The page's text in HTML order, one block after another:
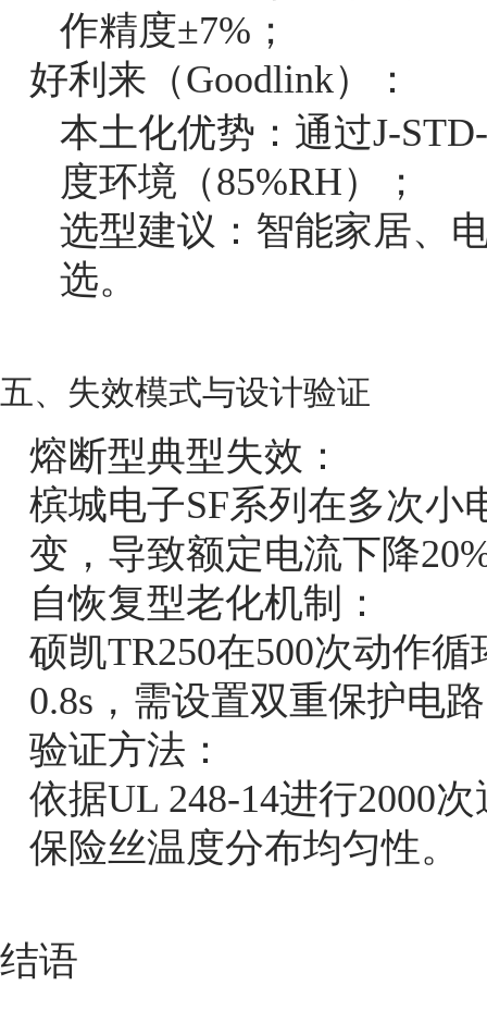
作精度±7%；
好利来（Goodlink）：
本土化优势：通过J-
度环境（85%RH）；
选型建议：智能家居、
选。
五、失效模式与设计验证
熔断型典型失效：
槟城电子SF系列在多次小
变，导致额定电流下降
自恢复型老化机制：
硕凯TR250在500次动作
0.8s，需设置双重保护电
验证方法：
依据UL 248-14进行2000
保险丝温度分布均匀性。
结语